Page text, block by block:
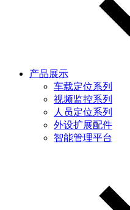
产品展示
车载定位系列
视频监控系列
人员定位系列
外设扩展配件
智能管理平台